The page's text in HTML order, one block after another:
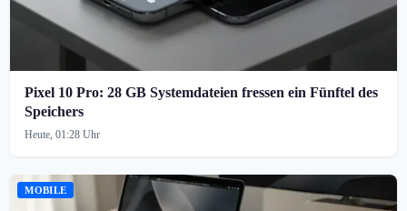
Pixel 10 Pro: 28 GB Systemdateien fressen ein Fünftel des
Speichers
Heute, 01:28 Uhr
MOBILE